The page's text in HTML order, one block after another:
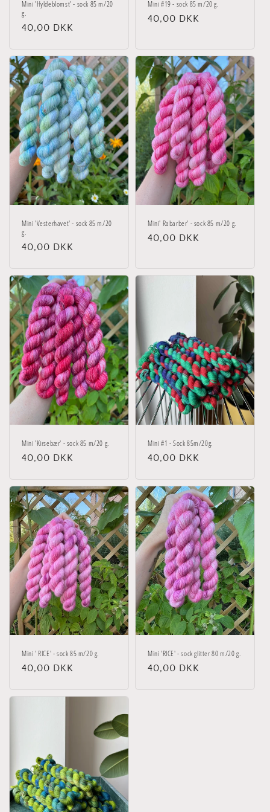
Mini 'Hyldeblomst' - sock 85 m/20
g.
Normalpris
40,00 DKK
Mini #19 - sock 85 m/20 g.
Normalpris
40,00 DKK
Mini 'Vesterhavet' - sock 85 m/20
g.
Normalpris
40,00 DKK
Mini' Rabarber' - sock 85 m/20 g.
Normalpris
40,00 DKK
Mini 'Kirsebær' - sock 85 m/20 g.
Normalpris
40,00 DKK
Mini #1 - Sock 85m/20g.
Normalpris
40,00 DKK
Mini ' RICE' - sock 85 m/20 g.
Normalpris
40,00 DKK
Mini 'RICE' - sock glitter 80 m/20 g.
Normalpris
40,00 DKK